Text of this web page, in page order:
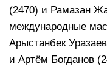
(2470) и Рамазан
международные
Арыстанбек
и Артём Богданов